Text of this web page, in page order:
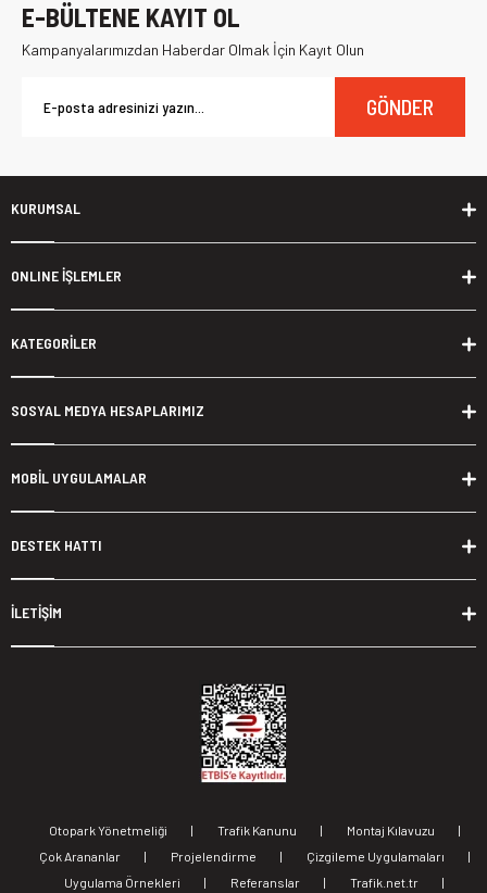
E-BÜLTENE KAYIT OL
Kampanyalarımızdan Haberdar Olmak İçin Kayıt Olun
GÖNDER
KURUMSAL
ONLINE İŞLEMLER
KATEGORİLER
SOSYAL MEDYA HESAPLARIMIZ
MOBİL UYGULAMALAR
DESTEK HATTI
İLETİŞİM
Otopark Yönetmeliği | Trafik Kanunu | Montaj Kılavuzu
|
Çok Arananlar
| Projelendirme | Çizgileme Uygulamaları
|
Uygulama Örnekleri
| Referanslar | Trafik.net.tr |